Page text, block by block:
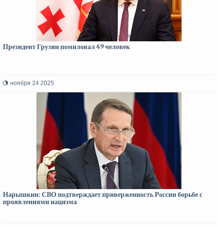
Президент Грузии помиловал 49 человек
ноября 24 2025
Нарышкин: СВО подтверждает приверженность России борьбе с
проявлениями нацизма